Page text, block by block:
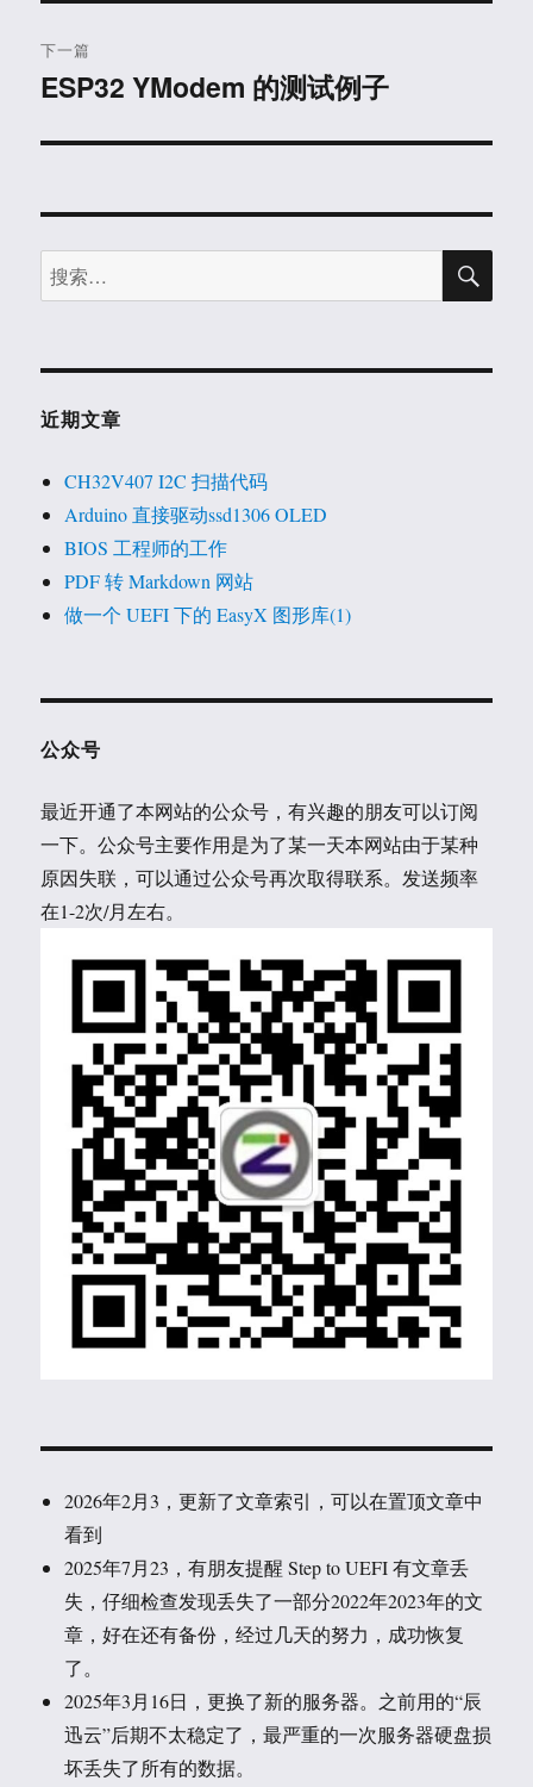
航
文
章：
下一篇
下
文
ESP32 YModem 的测试例子
搜
索：
搜
近期文章
CH32V407 I2C 扫描代码
Arduino 直接驱动ssd1306 OLED
BIOS 工程师的工作
PDF 转 Markdown 网站
做一个 UEFI 下的 EasyX 图形库(1)
公众号
最近开通了本网站的公众号，有兴趣的朋友可以订阅
一下。公众号主要作用是为了某一天本网站由于某种
原因失联，可以通过公众号再次取得联系。发送频率
在1-2次/月左右。
2026年2月3，更新了文章索引，可以在置顶文章中
看到
2025年7月23，有朋友提醒 Step to UEFI 有文章丢
失，仔细检查发现丢失了一部分2022年2023年的文
章，好在还有备份，经过几天的努力，成功恢复
了。
2025年3月16日，更换了新的服务器。之前用的“辰
迅云”后期不太稳定了，最严重的一次服务器硬盘损
坏丢失了所有的数据。